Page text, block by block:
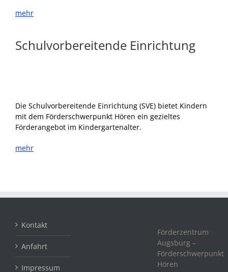
mehr
Schulvorbereitende Einrichtung
Die Schulvorbereitende Einrichtung (SVE) bietet Kindern
mit dem Förderschwerpunkt Hören ein gezieltes
Förderangebot im Kindergartenalter.
mehr
Kontakt
Anfahrt
Impressum
Förderzentrum
Augsburg –
Förderschwerpunkt
Hören